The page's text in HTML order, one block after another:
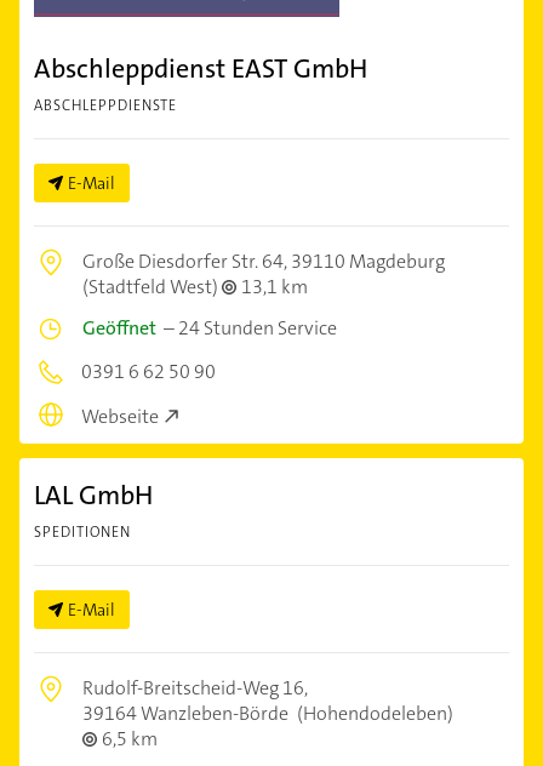
Abschleppdienst EAST GmbH
ABSCHLEPPDIENSTE
E-Mail
Große Diesdorfer Str. 64,39110 Magdeburg
(Stadtfeld West)
13,1 km
Geöffnet –24 Stunden Service
0391 6 62 50 90
Webseite
LAL GmbH
SPEDITIONEN
E-Mail
Rudolf-Breitscheid-Weg 16,
39164 Wanzleben-Börde (Hohendodeleben)
6,5 km